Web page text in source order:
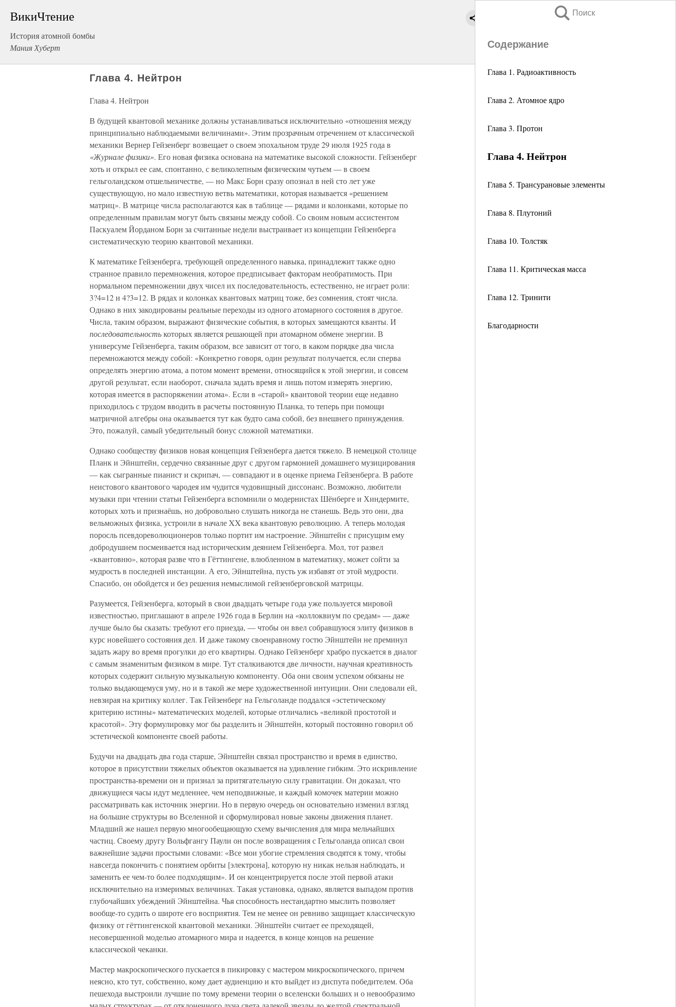
ВикиЧтение
История атомной бомбы
Мания Хуберт
Поиск
Содержание
Глава 1. Радиоактивность
Глава 2. Атомное ядро
Глава 3. Протон
Глава 4. Нейтрон
Глава 5. Трансурановые элементы
Глава 8. Плутоний
Глава 10. Толстяк
Глава 11. Критическая масса
Глава 12. Тринити
Благодарности
Глава 4. Нейтрон
Глава 4. Нейтрон
В будущей квантовой механике должны устанавливаться исключительно «отношения между
принципиально наблюдаемыми величинами». Этим прозрачным отречением от классической
механики Вернер Гейзенберг возвещает о своем эпохальном труде 29 июля 1925 года в
«Журнале физики». Его новая физика основана на математике высокой сложности. Гейзенберг
хоть и открыл ее сам, спонтанно, с великолепным физическим чутьем — в своем
гельголандском отшельничестве, — но Макс Борн сразу опознал в ней сто лет уже
существующую, но мало известную ветвь математики, которая называется «решением
матриц». В матрице числа располагаются как в таблице — рядами и колонками, которые по
определенным правилам могут быть связаны между собой. Со своим новым ассистентом
Паскуалем Йорданом Борн за считанные недели выстраивает из концепции Гейзенберга
систематическую теорию квантовой механики.
К математике Гейзенберга, требующей определенного навыка, принадлежит также одно
странное правило перемножения, которое предписывает факторам необратимость. При
нормальном перемножении двух чисел их последовательность, естественно, не играет роли:
3?4=12 и 4?3=12. В рядах и колонках квантовых матриц тоже, без сомнения, стоят числа.
Однако в них закодированы реальные переходы из одного атомарного состояния в другое.
Числа, таким образом, выражают физические события, в которых замещаются кванты. И
последовательностькоторых является решающей при атомарном обмене энергии. В
универсуме Гейзенберга, таким образом, все зависит от того, в каком порядке два числа
перемножаются между собой: «Конкретно говоря, один результат получается, если сперва
определять энергию атома, а потом момент времени, относящийся к этой энергии, и совсем
другой результат, если наоборот, сначала задать время и лишь потом измерять энергию,
которая имеется в распоряжении атома». Если в «старой» квантовой теории еще недавно
приходилось с трудом вводить в расчеты постоянную Планка, то теперь при помощи
матричной алгебры она оказывается тут как будто сама собой, без внешнего принуждения.
Это, пожалуй, самый убедительный бонус сложной математики.
Однако сообществу физиков новая концепция Гейзенберга дается тяжело. В немецкой столице
Планк и Эйнштейн, сердечно связанные друг с другом гармонией домашнего музицирования
— как сыгранные пианист и скрипач, — совпадают и в оценке приема Гейзенберга. В работе
неистового квантового чародея им чудится чудовищный диссонанс. Возможно, любители
музыки при чтении статьи Гейзенберга вспомнили о модернистах Шёнберге и Хиндермите,
которых хоть и признаёшь, но добровольно слушать никогда не станешь. Ведь это они, два
вельможных физика, устроили в начале XX века квантовую революцию. А теперь молодая
поросль псевдореволюционеров только портит им настроение. Эйнштейн с присущим ему
добродушием посмеивается над историческим деянием Гейзенберга. Мол, тот развел
«квантовню», которая разве что в Гёттингене, влюбленном в математику, может сойти за
мудрость в последней инстанции. А его, Эйнштейна, пусть уж избавят от этой мудрости.
Спасибо, он обойдется и без решения немыслимой гейзенберговской матрицы.
Разумеется, Гейзенберга, который в свои двадцать четыре года уже пользуется мировой
известностью, приглашают в апреле 1926 года в Берлин на «коллоквиум по средам» — даже
лучше было бы сказать: требуют его приезда, — чтобы он ввел собравшуюся элиту физиков в
курс новейшего состояния дел. И даже такому своенравному гостю Эйнштейн не преминул
задать жару во время прогулки до его квартиры. Однако Гейзенберг храбро пускается в диалог
с самым знаменитым физиком в мире. Тут сталкиваются две личности, научная креативность
которых содержит сильную музыкальную компоненту. Оба они своим успехом обязаны не
только выдающемуся уму, но и в такой же мере художественной интуиции. Они следовали ей,
невзирая на критику коллег. Так Гейзенберг на Гельголанде поддался «эстетическому
критерию истины» математических моделей, которые отличались «великой простотой и
красотой». Эту формулировку мог бы разделить и Эйнштейн, который постоянно говорил об
эстетической компоненте своей работы.
Будучи на двадцать два года старше, Эйнштейн связал пространство и время в единство,
которое в присутствии тяжелых объектов оказывается на удивление гибким. Это искривление
пространства-времени он и признал за притягательную силу гравитации. Он доказал, что
движущиеся часы идут медленнее, чем неподвижные, и каждый комочек материи можно
рассматривать как источник энергии. Но в первую очередь он основательно изменил взгляд
на большие структуры во Вселенной и сформулировал новые законы движения планет.
Младший же нашел первую многообещающую схему вычисления для мира мельчайших
частиц. Своему другу Вольфгангу Паули он после возвращения с Гельголанда описал свои
важнейшие задачи простыми словами: «Все мои убогие стремления сводятся к тому, чтобы
навсегда покончить с понятием орбиты [электрона], которую ну никак нельзя наблюдать, и
заменить ее чем-то более подходящим». И он концентрируется после этой первой атаки
исключительно на измеримых величинах. Такая установка, однако, является выпадом против
глубочайших убеждений Эйнштейна. Чья способность нестандартно мыслить позволяет
вообще-то судить о широте его восприятия. Тем не менее он ревниво защищает классическую
физику от гёттингенской квантовой механики. Эйнштейн считает ее преходящей,
несовершенной моделью атомарного мира и надеется, в конце концов на решение
классической чеканки.
Мастер макроскопического пускается в пикировку с мастером микроскопического, причем
неясно, кто тут, собственно, кому дает аудиенцию и кто выйдет из диспута победителем. Оба
пешехода выстроили лучшие по тому времени теории о вселенски больших и о невообразимо